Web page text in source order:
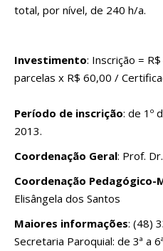
total, por nível, de 240 h/a.
Investimento: Inscrição =
parcelas x R$ 60,00 /
Período de inscrição: de 1º
2013.
Coordenação Geral: Prof.
Coordenação Pedagógico-
Elisângela dos Santos
Maiores informações: (48)
Secretaria Paroquial: de 3ª a